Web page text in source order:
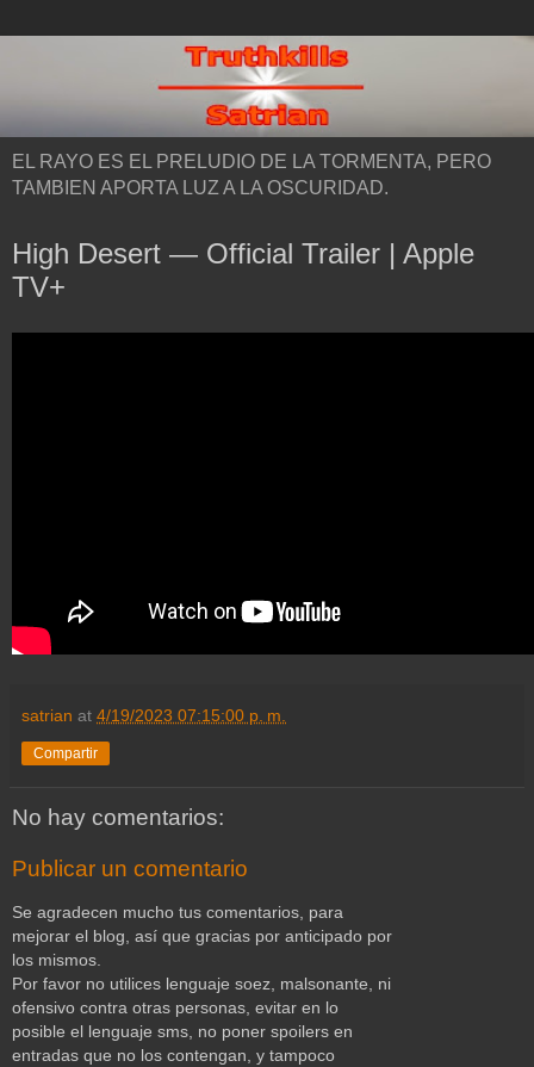
EL RAYO ES EL PRELUDIO DE LA TORMENTA, PERO
TAMBIEN APORTA LUZ A LA OSCURIDAD.
High Desert — Official Trailer | Apple
TV+
satrian at 4/19/2023 07:15:00 p. m.
Compartir
No hay comentarios:
Publicar un comentario
Se agradecen mucho tus comentarios, para
mejorar el blog, así que gracias por anticipado por
los mismos.
Por favor no utilices lenguaje soez, malsonante, ni
ofensivo contra otras personas, evitar en lo
posible el lenguaje sms, no poner spoilers en
entradas que no los contengan, y tampoco